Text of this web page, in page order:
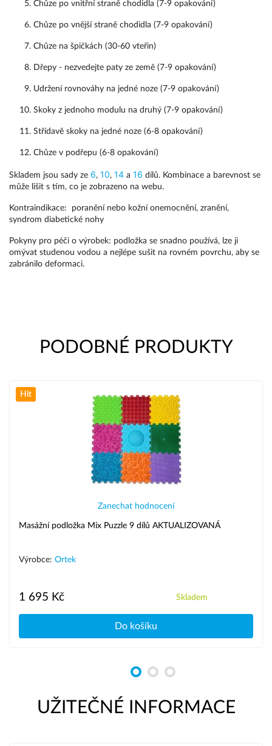
Chůze po vnitřní straně chodidla (7-9 opakování)
Chůze po vnější straně chodidla (7-9 opakování)
Chůze na špičkách (30-60 vteřin)
Dřepy - nezvedejte paty ze země (7-9 opakování)
Udržení rovnováhy na jedné noze (7-9 opakování)
Skoky z jednoho modulu na druhý (7-9 opakování)
Střídavě skoky na jedné noze (6-8 opakování)
Chůze v podřepu (6-8 opakování)
Skladem jsou sady ze 6, 10, 14 a 16 dílů. Kombinace a barevnost se
může lišit s tím, co je zobrazeno na webu.
Kontraindikace: poranění nebo kožní onemocnění, zranění,
syndrom diabetické nohy
Pokyny pro péči o výrobek: podložka se snadno používá, lze ji
omývat studenou vodou a nejlépe sušit na rovném povrchu, aby se
zabránilo deformaci.
PODOBNÉ PRODUKTY
Hit
Zanechat hodnocení
Masážní podložka Mix Puzzle 9 dílů AKTUALIZOVANÁ
Výrobce: Ortek
1 695 Kč Skladem
Do košíku
UŽITEČNÉ INFORMACE